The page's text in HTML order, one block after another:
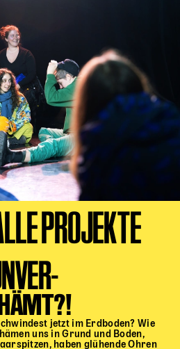
PROJEKTE
jetzt im Erdboden? Wie
uns in Grund und Boden,
haben glühende Ohren